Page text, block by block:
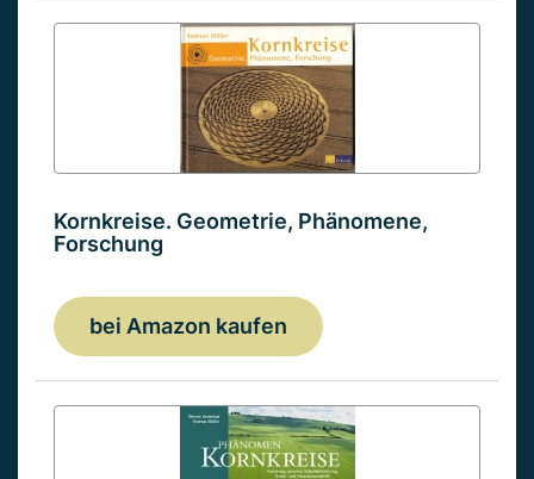
Kornkreise. Geometrie, Phänomene,
Forschung
bei Amazon kaufen